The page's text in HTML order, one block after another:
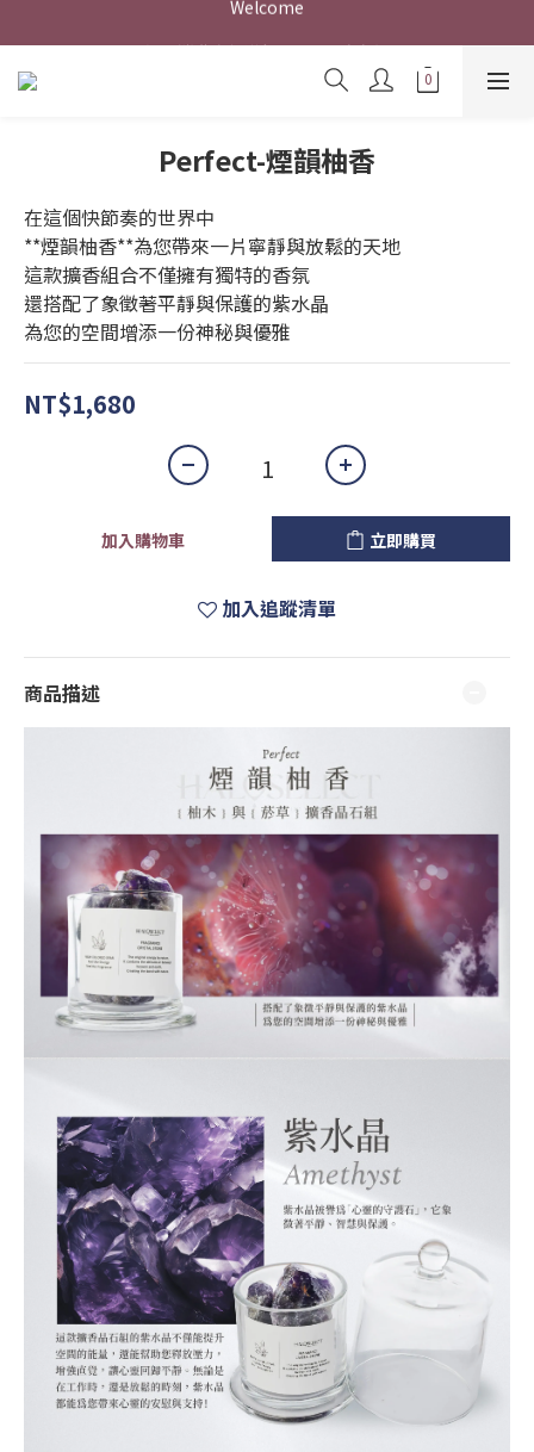
Perfect-煙韻柚香
在這個快節奏的世界中
**煙韻柚香**為您帶來一片寧靜與放鬆的天地
這款擴香組合不僅擁有獨特的香氛
還搭配了象徵著平靜與保護的紫水晶
為您的空間增添一份神秘與優雅
NT$1,680
加入購物車 立即購買
加入追蹤清單
商品描述